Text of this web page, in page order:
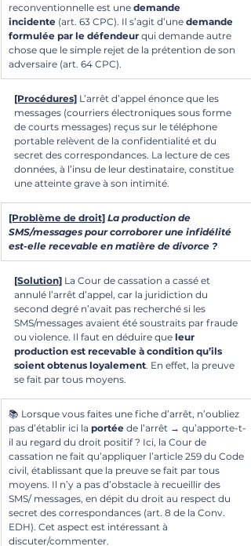
reconventionnelle est une demande
incidente (art. 63 CPC). Il s’agit d’une demande
formulée par le défendeur qui demande autre
chose que le simple rejet de la prétention de son
adversaire (art. 64 CPC).
[Procédures] L’arrêt d’appel énonce que les
messages (courriers électroniques sous forme
de courts messages) reçus sur le téléphone
portable relèvent de la confidentialité et du
secret des correspondances. La lecture de ces
données, à l’insu de leur destinataire, constitue
une atteinte grave à son intimité.
[Problème de droit] La production de
SMS/messages pour corroborer une infidélité
est-elle recevable en matière de divorce ?
[Solution] La Cour de cassation a cassé et
annulé l’arrêt d’appel, car la juridiction du
second degré n’avait pas recherché si les
SMS/messages avaient été soustraits par fraude
ou violence. Il faut en déduire que leur
production est recevable à condition qu’ils
soient obtenus loyalement. En effet, la preuve
se fait par tous moyens.
📚 Lorsque vous faites une fiche d’arrêt, n’oubliez
pas d’établir ici la portée de l’arrêt → qu’apporte-t-
il au regard du droit positif ? Ici, la Cour de
cassation ne fait qu’appliquer l’article 259 du Code
civil, établissant que la preuve se fait par tous
moyens. Il n’y a pas d’obstacle à recueillir des
SMS/ messages, en dépit du droit au respect du
secret des correspondances (art. 8 de la Conv.
EDH). Cet aspect est intéressant à
discuter/commenter.